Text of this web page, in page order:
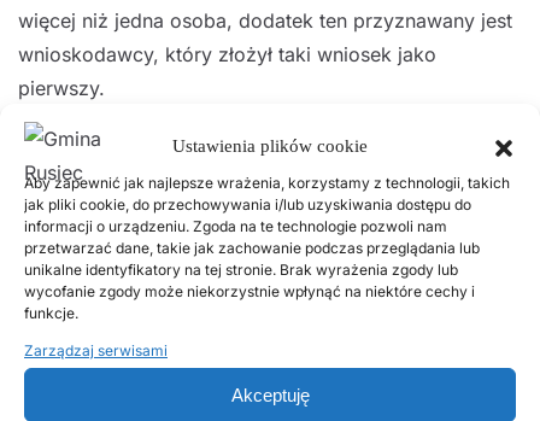
Ustawienia plików cookie
Aby zapewnić jak najlepsze wrażenia, korzystamy z technologii, takich
jak pliki cookie, do przechowywania i/lub uzyskiwania dostępu do
informacji o urządzeniu. Zgoda na te technologie pozwoli nam
przetwarzać dane, takie jak zachowanie podczas przeglądania lub
unikalne identyfikatory na tej stronie. Brak wyrażenia zgody lub
wycofanie zgody może niekorzystnie wpłynąć na niektóre cechy i
funkcje.
Zarządzaj serwisami
Akceptuję
więcej niż jedna osoba, dodatek ten przyznawany jest
wnioskodawcy, który złożył taki wniosek jako
pierwszy.
Wniosek o dodatek osłonowy można składać
października 2022 r.za pośrednictwem platformy ePUAP
lub w siedzibie Gminnego Ośrodka Pomocy
Społecznej w Ruścu.
W przypadku wniosków złożonych do 31 stycznia br.,
wypłata dodatków odbędzie się w dwóch równych
ratach tj. do 31 marca i do 2 grudnia.